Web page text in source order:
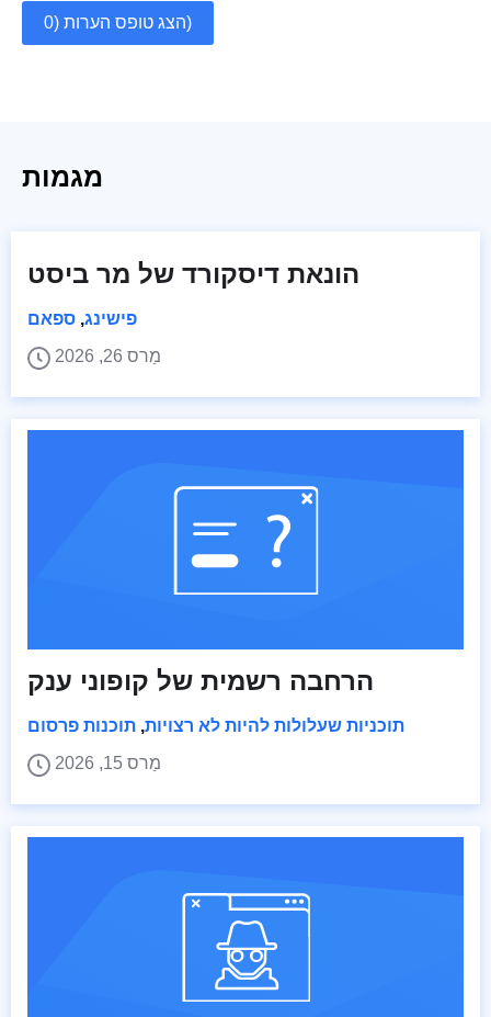
הצג טופס הערות (0)
מגמות
הונאת דיסקורד של מר ביסט
פישינג, ספאם
מַרס 26, 2026
הרחבה רשמית של קופוני ענק
תוכניות שעלולות להיות לא רצויות, תוכנות פרסום
מַרס 15, 2026